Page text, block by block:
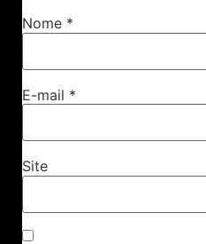
Nome *
E-mail *
Site